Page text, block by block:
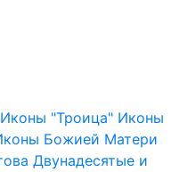
Иконы "Троица" Иконы
Божией Матери
Двунадесятые и